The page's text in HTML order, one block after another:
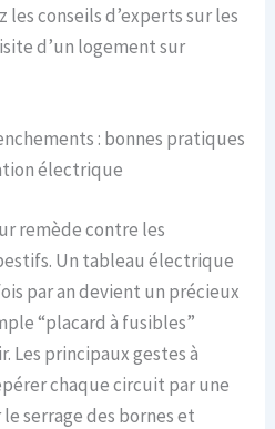
conseils d’experts sur les
d’un logement sur
: bonnes pratiques
électrique
remède contre les
Un tableau électrique
par an devient un précieux
“placard à fusibles”
Les principaux gestes à
chaque circuit par une
serrage des bornes et